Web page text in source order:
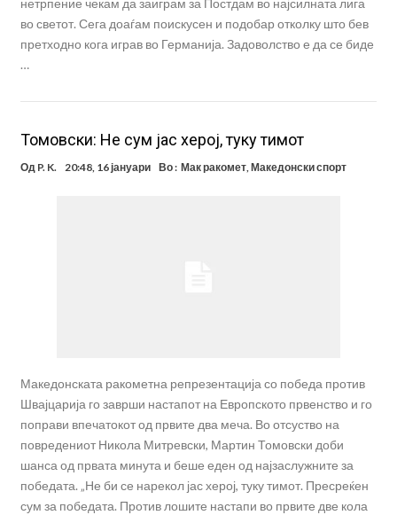
нетрпение чекам да заиграм за Постдам во најсилната лига
во светот. Сега доаѓам поискусен и подобар отколку што бев
претходно кога играв во Германија. Задоволство е да се биде
…
Томовски: Не сум јас херој, туку тимот
Од P. K. 20:48, 16 јануари Во : Мак ракомет,Македонски спорт
Македонската ракометна репрезентација со победа против
Швајцарија го заврши настапот на Европското првенство и го
поправи впечатокот од првите два меча. Во отсуство на
повредениот Никола Митревски, Мартин Томовски доби
шанса од првата минута и беше еден од најзаслужните за
победата. „Не би се нарекол јас херој, туку тимот. Пресреќен
сум за победата. Против лошите настапи во првите две кола